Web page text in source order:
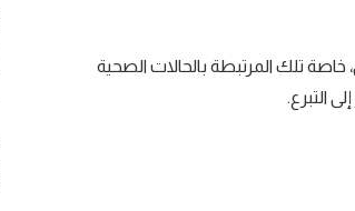
خاصة تلك المرتبطة بالحالات الصحية
التبرع.